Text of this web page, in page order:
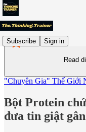
Subscribe Sign in
Read
"Chuyên Gia" Thế Giới
Bột Protein
đưa tin giật